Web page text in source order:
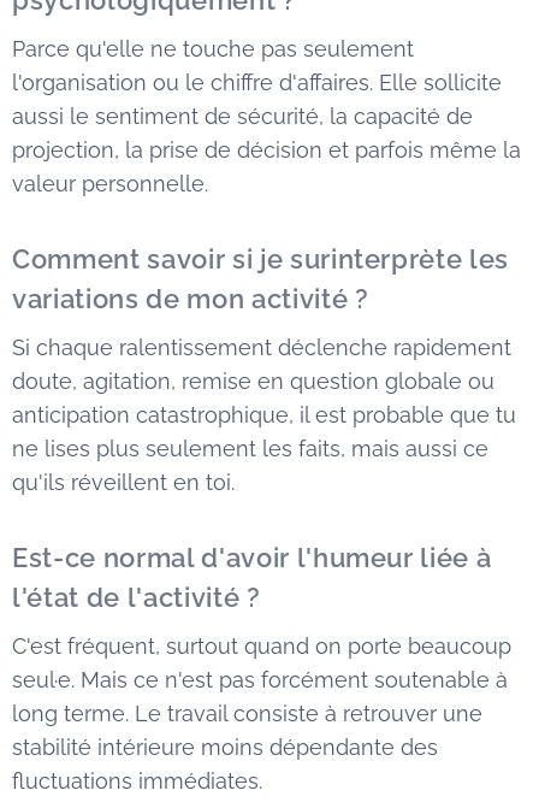
Parce qu'elle ne touche pas seulement
l'organisation ou le chiffre d'affaires. Elle sollicite
aussi le sentiment de sécurité, la capacité de
projection, la prise de décision et parfois même la
valeur personnelle.
Comment savoir si je surinterprète les
variations de mon activité ?
Si chaque ralentissement déclenche rapidement
doute, agitation, remise en question globale ou
anticipation catastrophique, il est probable que tu
ne lises plus seulement les faits, mais aussi ce
qu'ils réveillent en toi.
Est-ce normal d'avoir l'humeur liée à
l'état de l'activité ?
C'est fréquent, surtout quand on porte beaucoup
seul·e. Mais ce n'est pas forcément soutenable à
long terme. Le travail consiste à retrouver une
stabilité intérieure moins dépendante des
fluctuations immédiates.